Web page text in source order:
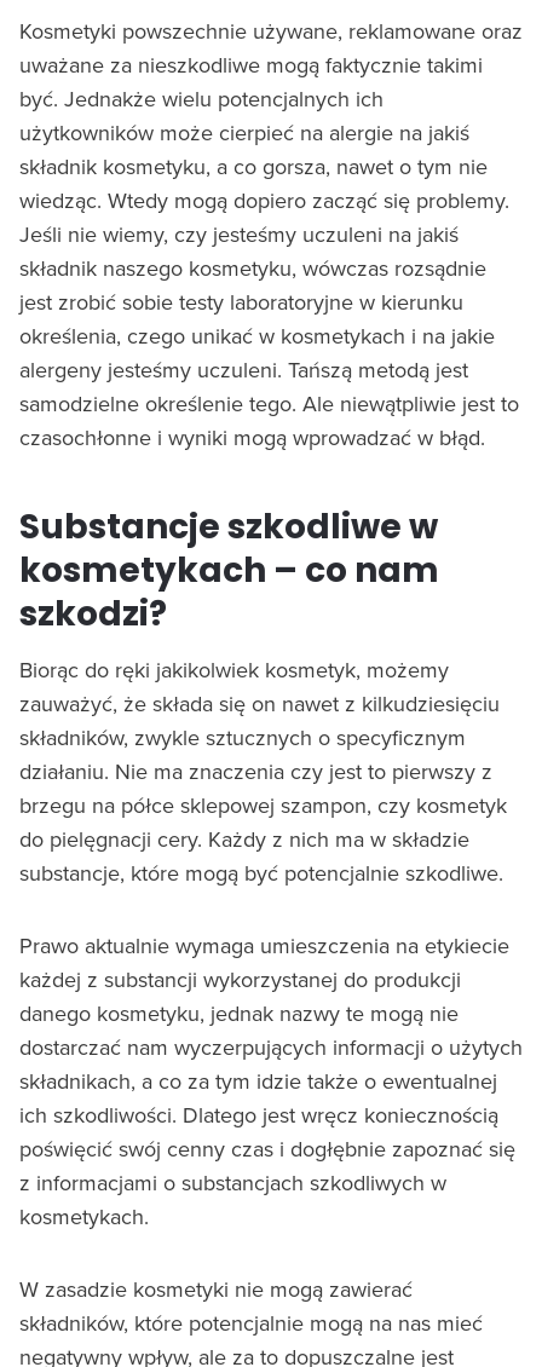
Kosmetyki powszechnie używane, reklamowane oraz
uważane za nieszkodliwe mogą faktycznie takimi
być. Jednakże wielu potencjalnych ich
użytkowników może cierpieć na alergie na jakiś
składnik kosmetyku, a co gorsza, nawet o tym nie
wiedząc. Wtedy mogą dopiero zacząć się problemy.
Jeśli nie wiemy, czy jesteśmy uczuleni na jakiś
składnik naszego kosmetyku, wówczas rozsądnie
jest zrobić sobie testy laboratoryjne w kierunku
określenia, czego unikać w kosmetykach i na jakie
alergeny jesteśmy uczuleni. Tańszą metodą jest
samodzielne określenie tego. Ale niewątpliwie jest to
czasochłonne i wyniki mogą wprowadzać w błąd.
Substancje szkodliwe w
kosmetykach – co nam
szkodzi?
Biorąc do ręki jakikolwiek kosmetyk, możemy
zauważyć, że składa się on nawet z kilkudziesięciu
składników, zwykle sztucznych o specyficznym
działaniu. Nie ma znaczenia czy jest to pierwszy z
brzegu na półce sklepowej szampon, czy kosmetyk
do pielęgnacji cery. Każdy z nich ma w składzie
substancje, które mogą być potencjalnie szkodliwe.
Prawo aktualnie wymaga umieszczenia na etykiecie
każdej z substancji wykorzystanej do produkcji
danego kosmetyku, jednak nazwy te mogą nie
dostarczać nam wyczerpujących informacji o użytych
składnikach, a co za tym idzie także o ewentualnej
ich szkodliwości. Dlatego jest wręcz koniecznością
poświęcić swój cenny czas i dogłębnie zapoznać się
z informacjami o substancjach szkodliwych w
kosmetykach.
W zasadzie kosmetyki nie mogą zawierać
składników, które potencjalnie mogą na nas mieć
negatywny wpływ, ale za to dopuszczalne jest